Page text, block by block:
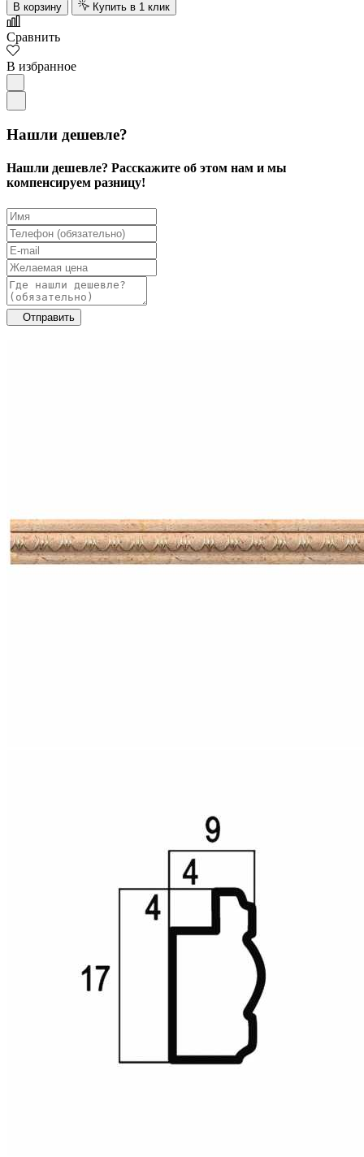
В корзину Купить в 1 клик
Сравнить
В избранное
Нашли дешевле?
Нашли дешевле? Расскажите об этом нам и мы
компенсируем разницу!
Отправить